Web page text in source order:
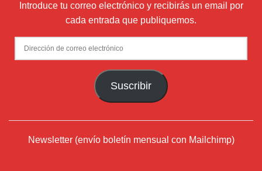
Introduce tu correo electrónico y recibirás un email por
cada entrada que publiquemos.
Dirección
de
Suscribir
Newsletter (envío boletín mensual con Mailchimp)